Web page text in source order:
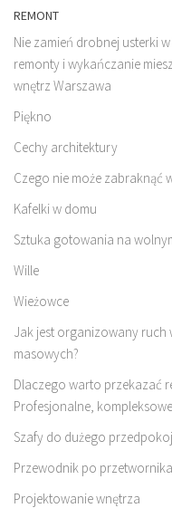
REMONT
Nie zamień drobnej usterki
remonty i wykańczanie
wnętrz Warszawa
Piękno
Cechy architektury
Czego nie może zabraknąć
Kafelki w domu
Sztuka gotowania na
Wille
Wieżowce
Jak jest organizowany ruch
masowych?
Dlaczego warto przekazać
Profesjonalne,
Szafy do dużego
Przewodnik po
Projektowanie wnętrza